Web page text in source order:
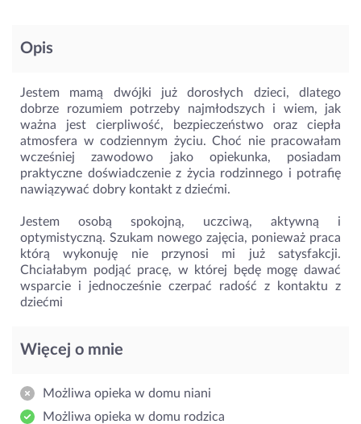
Opis
Jestem mamą dwójki już dorosłych dzieci, dlatego
dobrze rozumiem potrzeby najmłodszych i wiem, jak
ważna jest cierpliwość, bezpieczeństwo oraz ciepła
atmosfera w codziennym życiu. Choć nie pracowałam
wcześniej zawodowo jako opiekunka, posiadam
praktyczne doświadczenie z życia rodzinnego i potrafię
nawiązywać dobry kontakt z dziećmi.
Jestem osobą spokojną, uczciwą, aktywną i
optymistyczną. Szukam nowego zajęcia, ponieważ praca
którą wykonuję nie przynosi mi już satysfakcji.
Chciałabym podjąć pracę, w której będę mogę dawać
wsparcie i jednocześnie czerpać radość z kontaktu z
dziećmi
Więcej o mnie
Możliwa opieka w domu niani
Możliwa opieka w domu rodzica